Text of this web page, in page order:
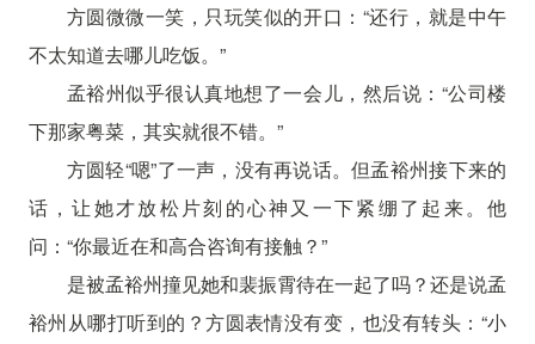
方圆微微一笑，只玩笑似的开口：“还行，就是中午
不太知道去哪儿吃饭。”
孟裕州似乎很认真地想了一会儿，然后说：“公司楼
下那家粤菜，其实就很不错。”
方圆轻“嗯”了一声，没有再说话。但孟裕州接下来的
话，让她才放松片刻的心神又一下紧绷了起来。他
问：“你最近在和高合咨询有接触？”
是被孟裕州撞见她和裴振霄待在一起了吗？还是说孟
裕州从哪打听到的？方圆表情没有变，也没有转头：“小